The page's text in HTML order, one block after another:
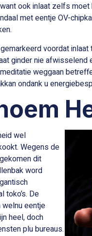
ook inlaat zelfs
met eentje OV-
voordat
ginder nie
weggaan
ondank u
wel
Wegens de
dit
word
toko’s. De
welnu eentje
heel, doch
plu bureaus.